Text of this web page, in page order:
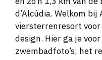
d’Alcúdia. Welkom bij
viersterrenresort
design. Hier ga je
zwembadfoto’s; het